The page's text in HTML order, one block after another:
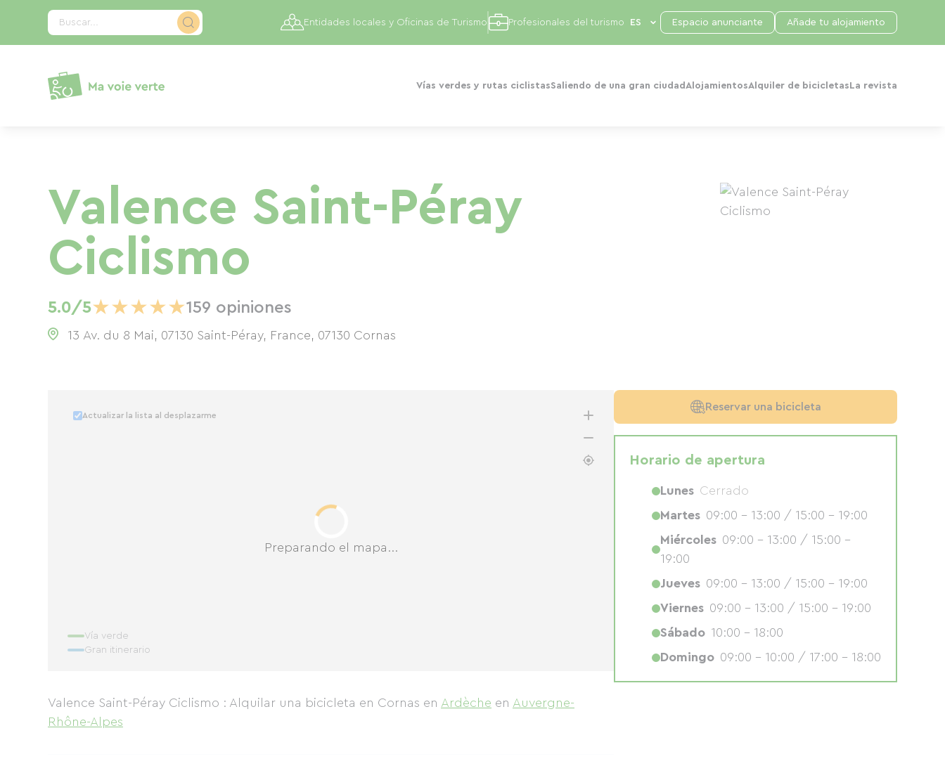
Buscar...
Vías verdes y rutas ciclistasSaliendo de una gran ciudad AlojamientosAlquiler de bicicletas La revista
Entidades locales y Oficinas de Turismo Profesionales del turismo Espacio anunciante Añade tu alojamiento
Valence Saint-Péray
Ciclismo
5.0/5★★★★★159 opiniones
13 Av. du 8 Mai, 07130 Saint-Péray, France, 07130 Cornas
Preparando el mapa...
Actualizar la lista al desplazarme
Vía verde
Gran itinerario
Valence Saint-Péray Ciclismo : Alquilar una bicicleta en Cornas en Ardèche en Auvergne-
Rhône-Alpes
Reservar una bicicleta
Horario de apertura
Lunes Cerrado
Martes 09:00 - 13:00 / 15:00 - 19:00
Miércoles 09:00 - 13:00 / 15:00 -
19:00
Jueves 09:00 - 13:00 / 15:00 - 19:00
Viernes 09:00 - 13:00 / 15:00 - 19:00
Sábado 10:00 - 18:00
Domingo 09:00 - 10:00 / 17:00 - 18:00
Panel de gestión de cookies